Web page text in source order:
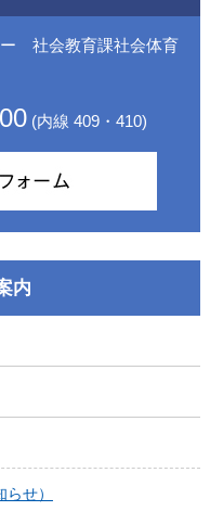
社会教育課社会体育
(内線 409・410)
内
せ）